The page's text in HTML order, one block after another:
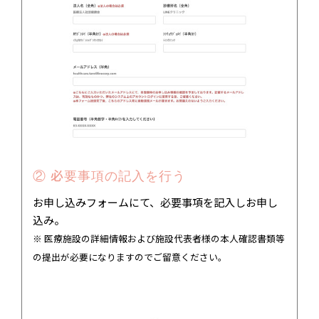
② 必要事項の記入を行う
お申し込みフォームにて、必要事項を記入しお申し
込み。
※ 医療施設の詳細情報および施設代表者様の本⼈確認書類等
の提出が必要になりますのでご留意ください。